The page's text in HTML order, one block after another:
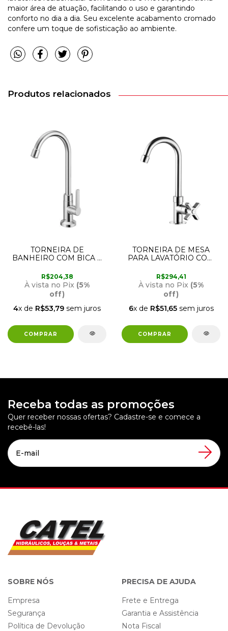
maior área de atuação, facilitando o uso e garantindo
conforto no dia a dia. Seu excelente acabamento cromado
confere um toque de sofisticação ao ambiente.
Produtos relacionados
TORNEIRA DE
BANHEIRO COM BICA E
VOLTA ALTA GALI
00799806 DOCOL
R$204,38
À vista no Pix (5%
off)
4x de R$53,79 sem juros
TORNEIRA DE MESA
PARA LAVATÓRIO COM
LORENZETTI
R$294,41
À vista no Pix (5%
off)
6x de R$51,65sem juros
Receba todas as promoções
Quer receber nossas ofertas? Cadastre-se e comece a
recebê-las!
SOBRE NÓS
Empresa
Segurança
Política de Devolução
PRECISA DE AJUDA
Frete e Entrega
Garantia e Assistência
Nota Fiscal